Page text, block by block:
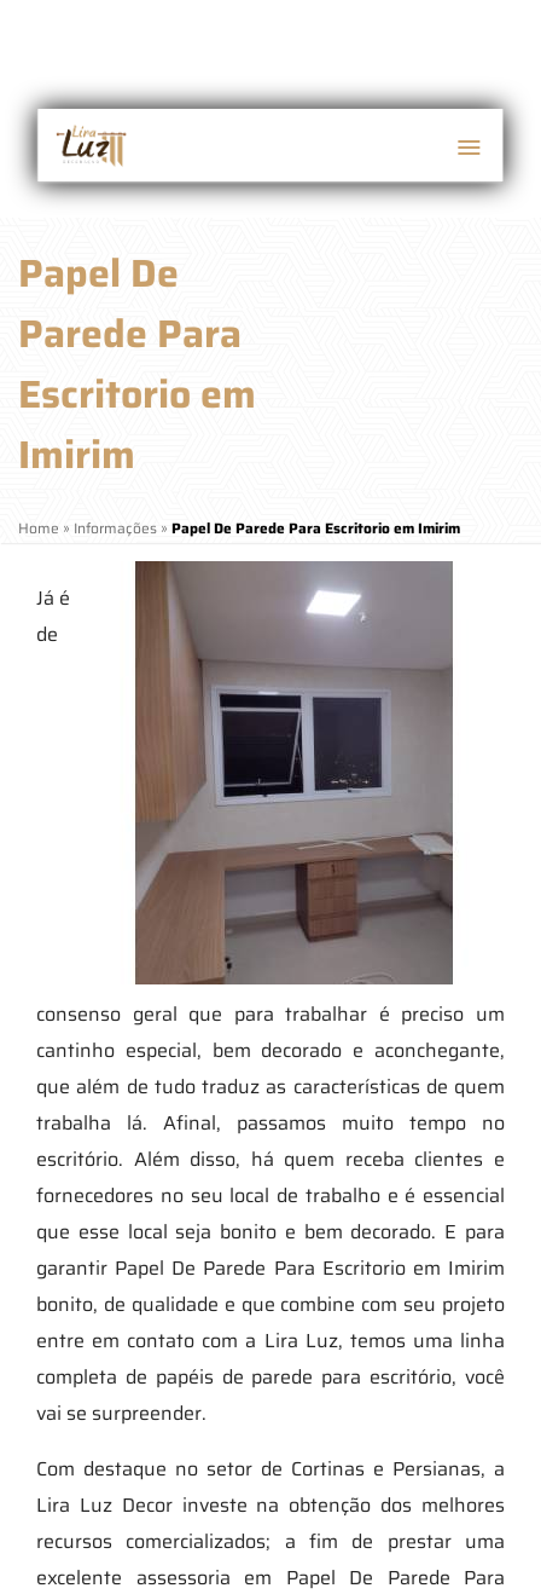
Papel De
Parede Para
Escritorio em
Imirim
Home » Informações » Papel De Parede Para Escritorio em Imirim
Já é
de
consenso geral que para trabalhar é preciso um
cantinho especial, bem decorado e aconchegante,
que além de tudo traduz as características de quem
trabalha lá. Afinal, passamos muito tempo no
escritório. Além disso, há quem receba clientes e
fornecedores no seu local de trabalho e é essencial
que esse local seja bonito e bem decorado. E para
garantir Papel De Parede Para Escritorio em Imirim
bonito, de qualidade e que combine com seu projeto
entre em contato com a Lira Luz, temos uma linha
completa de papéis de parede para escritório, você
vai se surpreender.
Com destaque no setor de Cortinas e Persianas, a
Lira Luz Decor investe na obtenção dos melhores
recursos comercializados; a fim de prestar uma
excelente assessoria em Papel De Parede Para